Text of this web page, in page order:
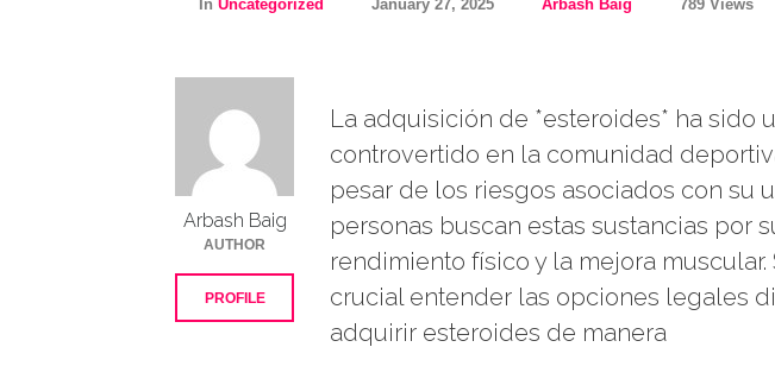
In Uncategorized January 27, 2025 Arbash Baig 789 Views
La adquisición de *esteroides* ha sido
controvertido en la comunidad
pesar de los riesgos asociados con su
personas buscan estas sustancias por
rendimiento físico y la mejora muscular.
crucial entender las opciones legales
adquirir esteroides de manera
Arbash Baig
AUTHOR
PROFILE